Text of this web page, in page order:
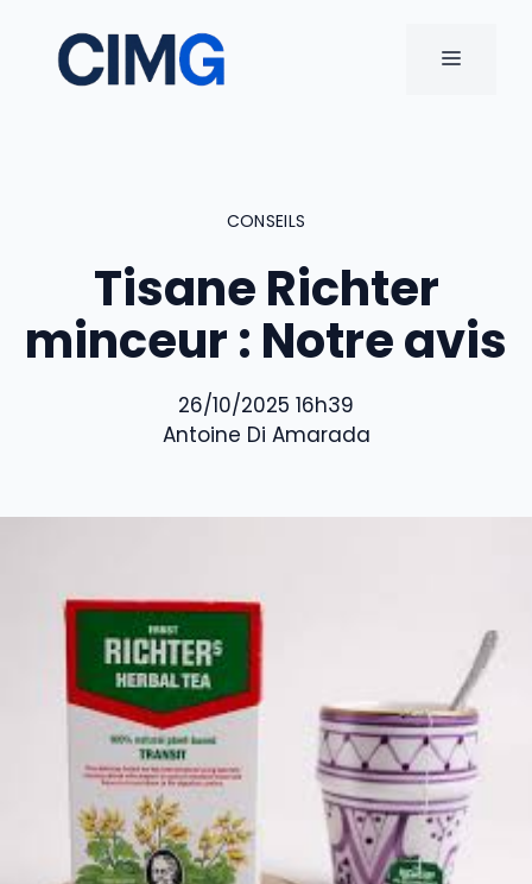
contenu
MENU
CONSEILS
Tisane Richter
minceur : Notre avis
26/10/2025 16h39
Antoine Di Amarada